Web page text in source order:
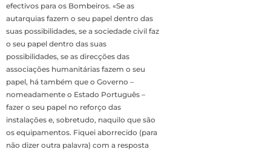
efectivos para os Bombeiros. «Se as
autarquias fazem o seu papel dentro das
suas possibilidades, se a sociedade civil faz
o seu papel dentro das suas
possibilidades, se as direcções das
associações humanitárias fazem o seu
papel, há também que o Governo –
nomeadamente o Estado Português –
fazer o seu papel no reforço das
instalações e, sobretudo, naquilo que são
os equipamentos. Fiquei aborrecido (para
não dizer outra palavra) com a resposta